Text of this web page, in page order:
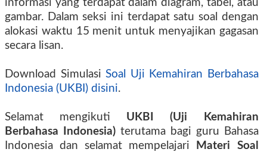
informasi yang terdapat dalam diagram, tabel, atau
gambar. Dalam seksi ini terdapat satu soal dengan
alokasi waktu 15 menit untuk menyajikan gagasan
secara lisan.
Download SimulasiSoal Uji Kemahiran Berbahasa
Indonesia (UKBI) disini.
Selamat mengikuti UKBI (Uji Kemahiran
Berbahasa Indonesia) terutama bagi guru Bahasa
Indonesia dan selamat mempelajari
Materi Soal